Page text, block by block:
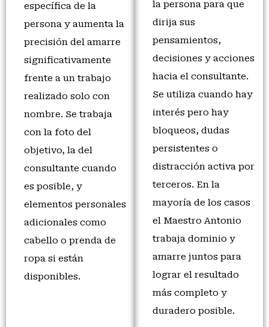
específica de la
persona y aumenta la
precisión del amarre
significativamente
frente a un trabajo
realizado solo con
nombre. Se trabaja
con la foto del
objetivo, la del
consultante cuando
es posible, y
elementos personales
adicionales como
cabello o prenda de
ropa si están
disponibles.
la persona para que
dirija sus
pensamientos,
decisiones y acciones
hacia el consultante.
Se utiliza cuando hay
interés pero hay
bloqueos, dudas
persistentes o
distracción activa por
terceros. En la
mayoría de los casos
el Maestro Antonio
trabaja dominio y
amarre juntos para
lograr el resultado
más completo y
duradero posible.